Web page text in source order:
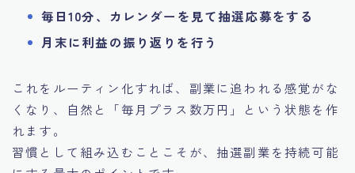
毎日10分、カレンダーを見て抽選応募をする
月末に利益の振り返りを行う
これをルーティン化すれば、副業に追われる感覚がな
くなり、自然と「毎月プラス数万円」という状態を作
れます。
習慣として組み込むことこそが、抽選副業を持続可能